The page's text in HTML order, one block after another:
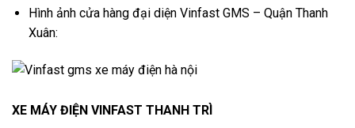
Hình ảnh cửa hàng đại diện Vinfast GMS – Quận Thanh
Xuân:
XE MÁY ĐIỆN VINFAST THANH TRÌ